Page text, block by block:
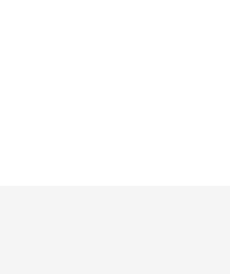
เข้าถึง